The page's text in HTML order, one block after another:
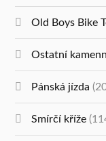
Old Boys Bike
Ostatní
Pánská jízda
Smírčí kříže